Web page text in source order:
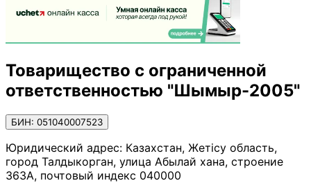
Товарищество с ограниченной
ответственностью "Шымыр-2005"
БИН: 051040007523
Юридический адрес: Казахстан, Жетісу область,
город Талдыкорган, улица Абылай хана, строение
363А, почтовый индекс 040000